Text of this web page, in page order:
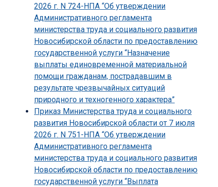
2026 г. N 724-НПА “Об утверждении
Административного регламента
министерства труда и социального развития
Новосибирской области по предоставлению
государственной услуги “Назначение
выплаты единовременной материальной
помощи гражданам, пострадавшим в
результате чрезвычайных ситуаций
природного и техногенного характера”
Приказ Министерства труда и социального
развития Новосибирской области от 7 июля
2026 г. N 751-НПА “Об утверждении
Административного регламента
министерства труда и социального развития
Новосибирской области по предоставлению
государственной услуги “Выплата